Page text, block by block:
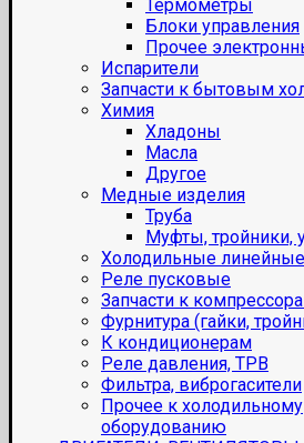
Термометры
Блоки управления
Прочее
Испарители
Запчасти к бытовым
Химия
Хладоны
Масла
Другое
Медные изделия
Труба
Муфты, тройники,
Холодильные
Реле пусковые
Запчасти к
Фурнитура (гайки,
К кондиционерам
Реле давления, ТРВ
Фильтра, виброгасители
Прочее к холодильному
оборудованию